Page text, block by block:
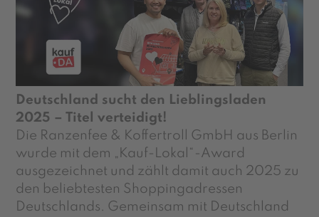
Deutschland sucht den Lieblingsladen
2025 – Titel verteidigt!
Die Ranzenfee & Koffertroll GmbH aus Berlin
wurde mit dem „Kauf-Lokal“-Award
ausgezeichnet und zählt damit auch 2025 zu
den beliebtesten Shoppingadressen
Deutschlands. Gemeinsam mit Deutschland